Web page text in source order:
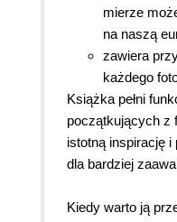
mierze
na naszą
zawiera
każdego
Książka pełni
początkujących z
istotną inspirację
dla bardziej
Kiedy warto ją